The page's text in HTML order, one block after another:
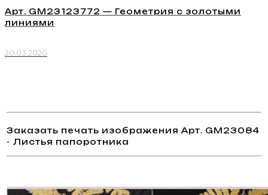
Арт. GM23123772 — Геометрия с золотыми
линиями
20.03.2020
Заказать печать изображения Арт. GM23084
- Листья папоротника